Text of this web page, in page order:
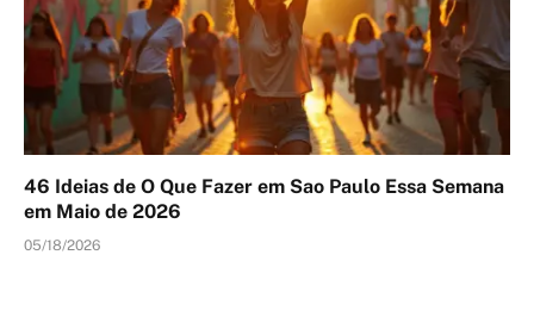
46 Ideias de O Que Fazer em Sao Paulo Essa Semana
em Maio de 2026
05/18/2026